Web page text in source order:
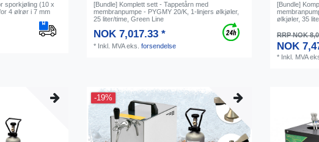
sporkjøling (10 x
4 ølrør i 7 mm
[Bundle] Komplett sett - Tappetårn med
membranpumpe - PYGMY 20/K, 1-linjers ølkjøler,
25 liter/time, Green Line
NOK 7,017.33 *
* Inkl. MVAeks.forsendelse
[Bundle]
ølkjøler, 35
RRP NOK
NOK
* Inkl. MVA
-19%